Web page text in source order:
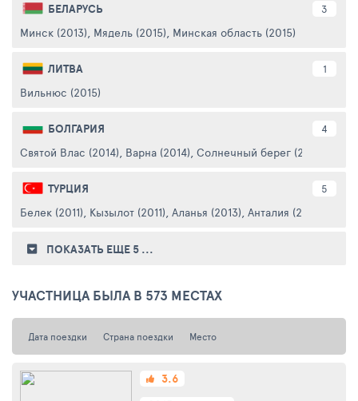
БЕЛАРУСЬ 3
Минск (2013), Мядель (2015), Минская область (2015)
ЛИТВА 1
Вильнюс (2015)
БОЛГАРИЯ 4
Святой Влас (2014), Варна (2014), Солнечный берег (2014)
ТУРЦИЯ 5
Белек (2011), Кызылот (2011), Аланья (2013), Анталия (2014)
ПОКАЗАТЬ ЕЩЕ 5 ...
УЧАСТНИЦА БЫЛА В 573 МЕСТАХ
Дата поездки Страна поездки Место
3.6